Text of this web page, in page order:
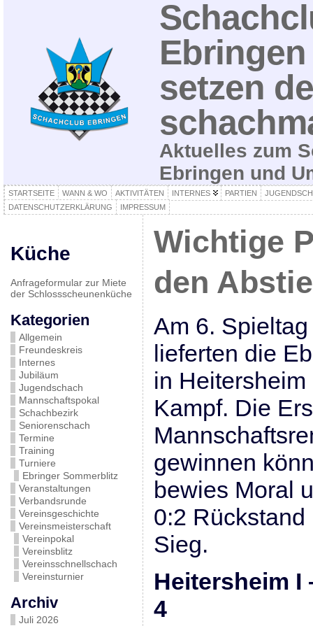
setzen
Aktuelles zum
Ebringen und
STARTSEITE WANN & WO AKTIVITÄTEN INTERNES PARTIEN
DATENSCHUTZERKLÄRUNG
IMPRESSUM
Küche
Anfrageformular zur Miete
der Schlossscheunenküche
Kategorien
Allgemein
Freundeskreis
Internes
Jubiläum
Jugendschach
Mannschaftspokal
Schachbezirk
Seniorenschach
Termine
Training
Turniere
Ebringer Sommerblitz
Veranstaltungen
Verbandsrunde
Vereinsgeschichte
Vereinsmeisterschaft
Vereinpokal
Vereinsblitz
Vereinsschnellschach
Vereinsturnier
Archiv
Juli 2026
Wichtige
den
Am 6.
lieferten die
in
Kampf. Die
gewinnen
bewies Moral
0:2
Sieg.
4